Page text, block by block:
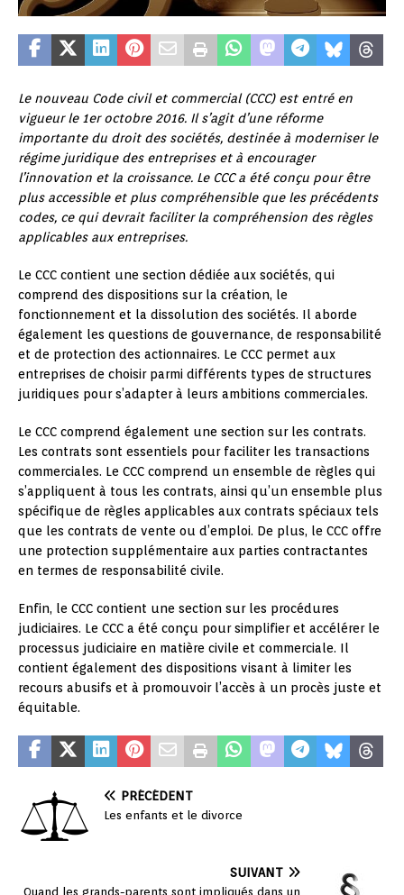
Le nouveau Code civil et commercial (CCC) est entré en
vigueur le 1er octobre 2016. Il s’agit d’une réforme
importante du droit des sociétés, destinée à moderniser le
régime juridique des entreprises et à encourager
l’innovation et la croissance. Le CCC a été conçu pour être
plus accessible et plus compréhensible que les précédents
codes, ce qui devrait faciliter la compréhension des règles
applicables aux entreprises.
Le CCC contient une section dédiée aux sociétés, qui
comprend des dispositions sur la création, le
fonctionnement et la dissolution des sociétés. Il aborde
également les questions de gouvernance, de responsabilité
et de protection des actionnaires. Le CCC permet aux
entreprises de choisir parmi différents types de structures
juridiques pour s’adapter à leurs ambitions commerciales.
Le CCC comprend également une section sur les contrats.
Les contrats sont essentiels pour faciliter les transactions
commerciales. Le CCC comprend un ensemble de règles qui
s’appliquent à tous les contrats, ainsi qu’un ensemble plus
spécifique de règles applicables aux contrats spéciaux tels
que les contrats de vente ou d’emploi. De plus, le CCC offre
une protection supplémentaire aux parties contractantes
en termes de responsabilité civile.
Enfin, le CCC contient une section sur les procédures
judiciaires. Le CCC a été conçu pour simplifier et accélérer le
processus judiciaire en matière civile et commerciale. Il
contient également des dispositions visant à limiter les
recours abusifs et à promouvoir l’accès à un procès juste et
équitable.
PRÉCÉDENT
Les enfants et le divorce
SUIVANT
Quand les grands-parents sont impliqués dans un